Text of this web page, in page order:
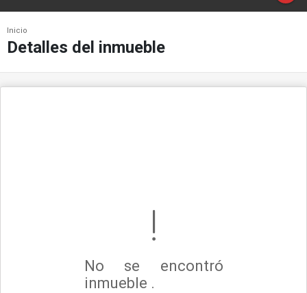
Inicio
Detalles del inmueble
No se encontró
inmueble .